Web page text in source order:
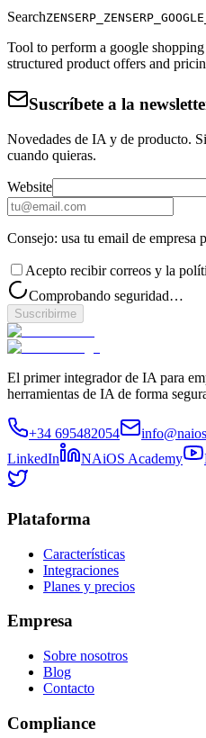
Search
Tool to perform a google
structured product offers and
Suscríbete a la
Novedades de IA y de producto.
cuando quieras.
Website
Consejo: usa tu email de empresa
Acepto recibir correos y la
Comprobando seguridad…
Suscribirme
El primer integrador de IA para
herramientas de IA de forma
+34 695482054
LinkedIn
NAiOS Academy
Plataforma
Características
Integraciones
Planes y precios
Empresa
Sobre nosotros
Blog
Contacto
Compliance